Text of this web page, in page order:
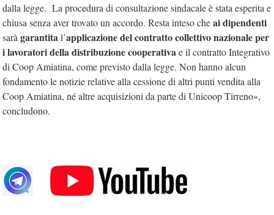
dalla legge. La procedura di consultazione sindacale è stata esperita e
chiusa senza aver trovato un accordo. Resta inteso cheai dipendenti
sarà garantital’applicazione del contratto collettivo nazionale per
i lavoratori della distribuzione cooperativae il contratto Integrativo
di Coop Amiatina, come previsto dalla legge. Non hanno alcun
fondamento le notizie relative alla cessione di altri punti vendita alla
Coop Amiatina, né altre acquisizioni da parte di Unicoop Tirreno»,
concludono.